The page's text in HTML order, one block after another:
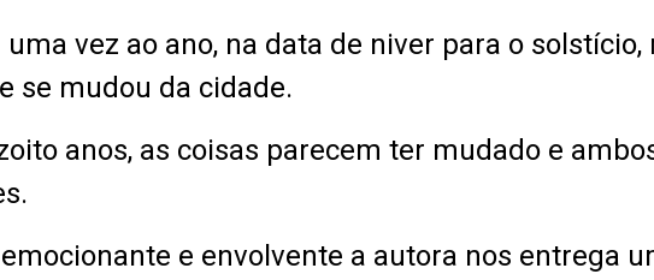
vez ao ano, na data de niver para o
se mudou da cidade.
anos, as coisas parecem ter mudado e
e envolvente a autora nos entrega